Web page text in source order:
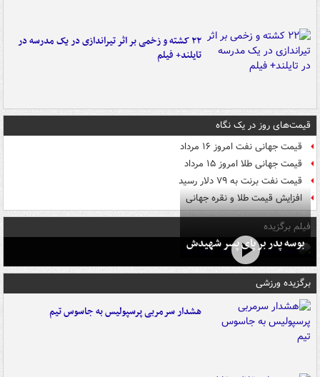
۲۲ کشته و زخمی بر اثر تیراندازی در یک مدرسه در
تایلند+ فیلم
قیمت‌های روز در یک نگاه
قیمت جهانی نفت امروز ۱۶ مرداد
قیمت جهانی طلا امروز ۱۵ مرداد
قیمت نفت برنت به ۷۹ دلار رسید
افزایش قیمت طلا و نقره جهانی
فیلم برگزیده
بوسه‌ پدر بر پای پسر شهیدش
برگزیده ورزشی
هشدار سرمربی پرسپولیس به جاسوس تیم